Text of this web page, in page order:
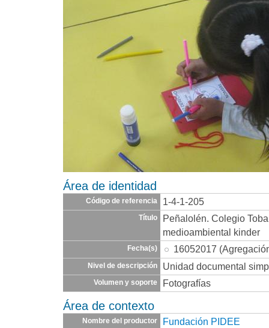
Área de identidad
Código de referencia 1-4-1-205
Título
Peñalolén. Colegio
medioambiental kinder
Fecha(s) 16052017
Nivel de descripción Unidad documental
Volumen y soporte Fotografías
Área de contexto
Nombre del productor Fundación PIDEE